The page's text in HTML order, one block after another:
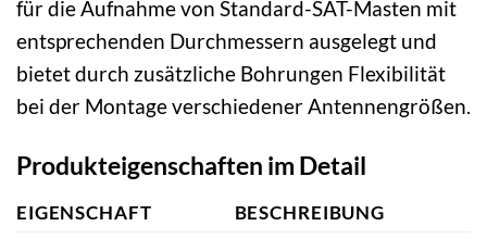
für die Aufnahme von Standard-SAT-Masten mit
entsprechenden Durchmessern ausgelegt und
bietet durch zusätzliche Bohrungen Flexibilität
bei der Montage verschiedener Antennengrößen.
Produkteigenschaften im Detail
EIGENSCHAFT BESCHREIBUNG